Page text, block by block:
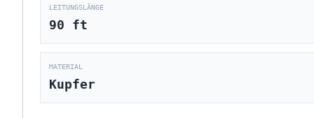
LEITUNGSLÄNGE
90 ft
MATERIAL
Kupfer